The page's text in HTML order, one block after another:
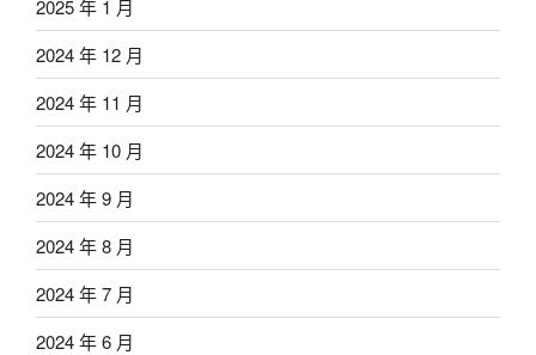
2025 年 1 月
2024 年 12 月
2024 年 11 月
2024 年 10 月
2024 年 9 月
2024 年 8 月
2024 年 7 月
2024 年 6 月